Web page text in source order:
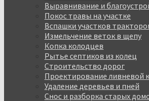
Выравнивание и
Покос травы на участке
Вспашки участков
Измельчение веток в щепу
Копка колодцев
Рытье септиков из колец
Строительство дорог
Проектирование ливневой
Удаление деревьев и пней
Снос и разборка старых